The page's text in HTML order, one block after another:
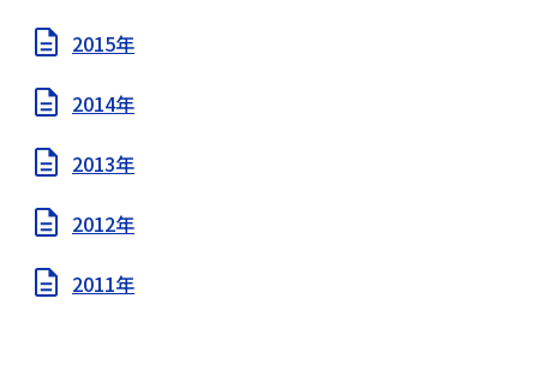
2015年
2014年
2013年
2012年
2011年